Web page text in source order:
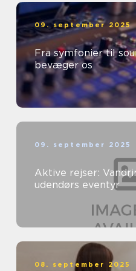
09. september 2025
Fra symfonier til
bevæger os
09. september 2025
Aktive rejser:
udendørs eventyr
08. september 2025